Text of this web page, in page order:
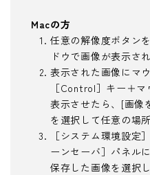
Macの方
任意の解像度ボタン
ドウで画像が表示され
表示された画像にマ
［Control］キー＋
表示させたら、[画像
を選択して任意の場
［システム環境設定
ーンセーバ］パネル
保存した画像を選択し